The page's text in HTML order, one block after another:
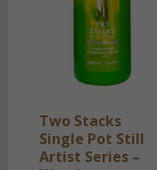
Two Stacks
Single Pot Still
Artist Series –